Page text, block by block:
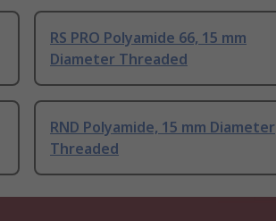
RS PRO Polyamide 66, 15 mm
Diameter Threaded
RND Polyamide, 15 mm Diameter
Threaded